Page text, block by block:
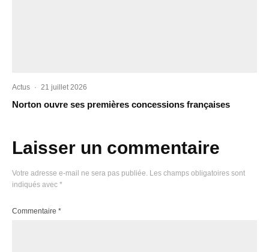
Actus · 21 juillet 2026
Norton ouvre ses premières concessions françaises
Laisser un commentaire
Votre adresse e-mail ne sera pas publiée. Les champs obligatoires sont
indiqués avec *
Commentaire *